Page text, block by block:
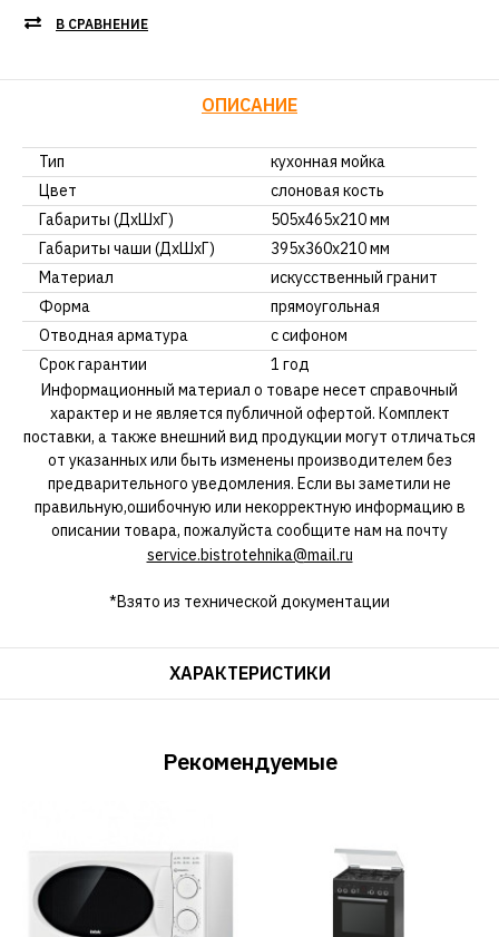
В СРАВНЕНИЕ
ОПИСАНИЕ
Тип
кухонная мойка
Цвет
слоновая кость
Габариты (ДхШхГ)
505х465х210 мм
Габариты чаши (ДхШхГ)
395х360х210 мм
Материал
искусственный гранит
Форма
прямоугольная
Отводная арматура
с сифоном
Срок гарантии
1 год
Информационный материал о товаре несет справочный
характер и не является публичной офертой. Комплект
поставки, а также внешний вид продукции могут отличаться
от указанных или быть изменены производителем без
предварительного уведомления. Если вы заметили не
правильную,ошибочную или некорректную информацию в
описании товара, пожалуйста сообщите нам на почту
service.bistrotehnika@mail.ru
*Взято из технической документации
ХАРАКТЕРИСТИКИ
Рекомендуемые